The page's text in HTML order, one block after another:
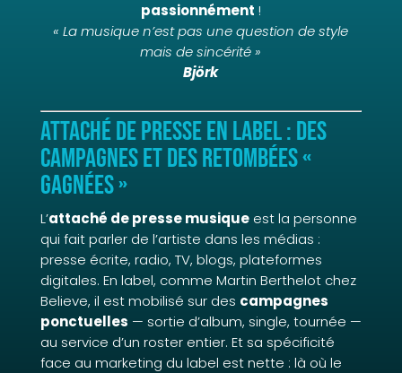
passionnément !
« La musique n’est pas une question de style
mais de sincérité »
Björk
Attaché de presse en label : des
campagnes et des retombées «
gagnées »
L’attaché de presse musiqueest la personne
qui fait parler de l’artiste dans les médias :
presse écrite, radio, TV, blogs, plateformes
digitales. En label, comme Martin Berthelot chez
Believe, il est mobilisé sur des campagnes
ponctuelles — sortie d’album, single, tournée —
au service d’un roster entier. Et sa spécificité
face au marketing du label est nette : là où le